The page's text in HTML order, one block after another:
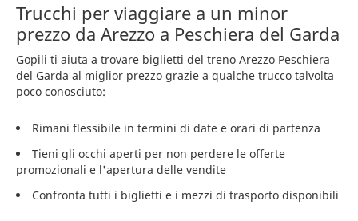
Trucchi per viaggiare a un minor
prezzo da Arezzo a Peschiera del Garda
Gopili ti aiuta a trovare biglietti del treno Arezzo Peschiera
del Garda al miglior prezzo grazie a qualche trucco talvolta
poco conosciuto:
Rimani flessibile in termini di date e orari di partenza
Tieni gli occhi aperti per non perdere le offerte
promozionali e l'apertura delle vendite
Confronta tutti i biglietti e i mezzi di trasporto disponibili